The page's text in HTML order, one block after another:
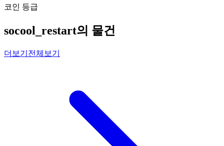
코인 등급
socool_restart의 물건
더보기 전체보기